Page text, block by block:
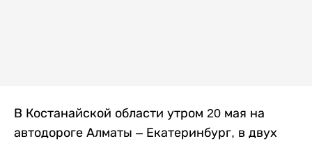
В Костанайской области утром 20 мая на
автодороге Алматы – Екатеринбург, в двух